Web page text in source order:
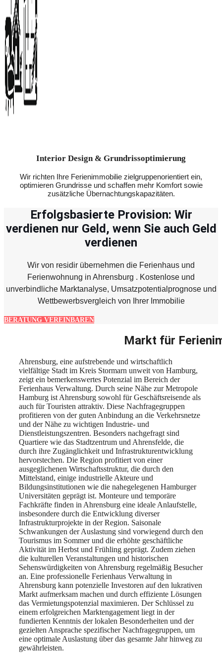
Interior Design & Grundrissoptimierung
Wir richten Ihre Ferienimmobilie zielgruppenorientiert ein,
optimieren Grundrisse und schaffen mehr Komfort sowie
zusätzliche Übernachtungskapazitäten.
Erfolgsbasierte Provision: Wir
verdienen nur Geld, wenn Sie auch Geld
verdienen
Wir von residir übernehmen die Ferienhaus und
Ferienwohnung in Ahrensburg . Kostenlose und
unverbindliche Marktanalyse, Umsatzpotentialprognose und
Wettbewerbsvergleich von Ihrer Immobilie
BERATUNG VEREINBAREN
Markt für
Ahrensburg, eine aufstrebende und wirtschaftlich
vielfältige Stadt im Kreis Stormarn unweit von Hamburg,
zeigt ein bemerkenswertes Potenzial im Bereich der
Ferienhaus Verwaltung. Durch seine Nähe zur Metropole
Hamburg ist Ahrensburg sowohl für Geschäftsreisende als
auch für Touristen attraktiv. Diese Nachfragegruppen
profitieren von der guten Anbindung an die Verkehrsnetze
und der Nähe zu wichtigen Industrie- und
Dienstleistungszentren. Besonders nachgefragt sind
Quartiere wie das Stadtzentrum und Ahrensfelde, die
durch ihre Zugänglichkeit und Infrastrukturentwicklung
hervorstechen. Die Region profitiert von einer
ausgeglichenen Wirtschaftsstruktur, die durch den
Mittelstand, einige industrielle Akteure und
Bildungsinstitutionen wie die nahegelegenen Hamburger
Universitäten geprägt ist. Monteure und temporäre
Fachkräfte finden in Ahrensburg eine ideale Anlaufstelle,
insbesondere durch die Entwicklung diverser
Infrastrukturprojekte in der Region. Saisonale
Schwankungen der Auslastung sind vorwiegend durch den
Tourismus im Sommer und die erhöhte geschäftliche
Aktivität im Herbst und Frühling geprägt. Zudem ziehen
die kulturellen Veranstaltungen und historischen
Sehenswürdigkeiten von Ahrensburg regelmäßig Besucher
an. Eine professionelle Ferienhaus Verwaltung in
Ahrensburg kann potenzielle Investoren auf den lukrativen
Markt aufmerksam machen und durch effiziente Lösungen
das Vermietungspotenzial maximieren. Der Schlüssel zu
einem erfolgreichen Marktengagement liegt in der
fundierten Kenntnis der lokalen Besonderheiten und der
gezielten Ansprache spezifischer Nachfragegruppen, um
eine optimale Auslastung über das gesamte Jahr hinweg zu
gewährleisten.